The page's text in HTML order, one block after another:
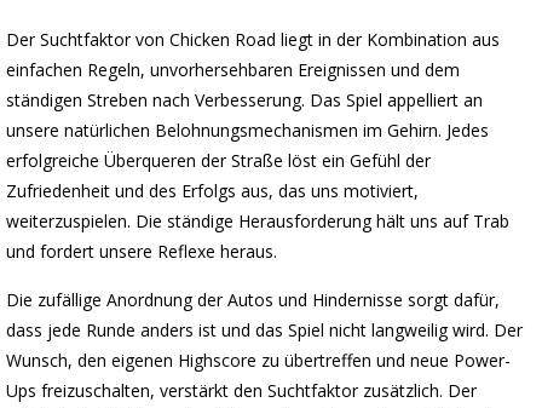
Der Suchtfaktor von Chicken Road liegt in der Kombination aus
einfachen Regeln, unvorhersehbaren Ereignissen und dem
ständigen Streben nach Verbesserung. Das Spiel appelliert an
unsere natürlichen Belohnungsmechanismen im Gehirn. Jedes
erfolgreiche Überqueren der Straße löst ein Gefühl der
Zufriedenheit und des Erfolgs aus, das uns motiviert,
weiterzuspielen. Die ständige Herausforderung hält uns auf Trab
und fordert unsere Reflexe heraus.
Die zufällige Anordnung der Autos und Hindernisse sorgt dafür,
dass jede Runde anders ist und das Spiel nicht langweilig wird. Der
Wunsch, den eigenen Highscore zu übertreffen und neue Power-
Ups freizuschalten, verstärkt den Suchtfaktor zusätzlich. Der